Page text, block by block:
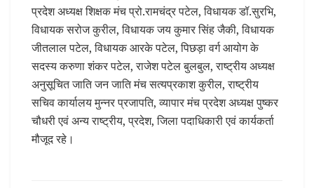
प्रदेश अध्यक्ष शिक्षक मंच प्रो.रामचंद्र पटेल, विधायक डॉ.सुरभि,
विधायक सरोज कुरील, विधायक जय कुमार सिंह जैकी, विधायक
जीतलाल पटेल, विधायक आरके पटेल, पिछड़ा वर्ग आयोग के
सदस्य करुणा शंकर पटेल, राजेश पटेल बुलबुल, राष्ट्रीय अध्यक्ष
अनुसूचित जाति जन जाति मंच सत्यप्रकाश कुरील, राष्ट्रीय
सचिव कार्यालय मुन्नर प्रजापति, व्यापार मंच प्रदेश अध्यक्ष पुष्कर
चौधरी एवं अन्य राष्ट्रीय, प्रदेश, जिला पदाधिकारी एवं कार्यकर्ता
मौजूद रहे।